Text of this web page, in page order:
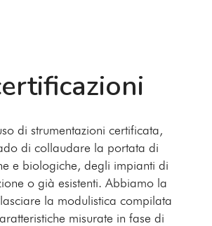
di strumentazioni certificata,
di collaudare la portata di
e biologiche, degli impianti di
o già esistenti. Abbiamo la
la modulistica compilata
misurate in fase di